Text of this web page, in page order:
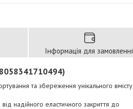
Інформація для
та збереження унікального
надійного еластичного закриття до